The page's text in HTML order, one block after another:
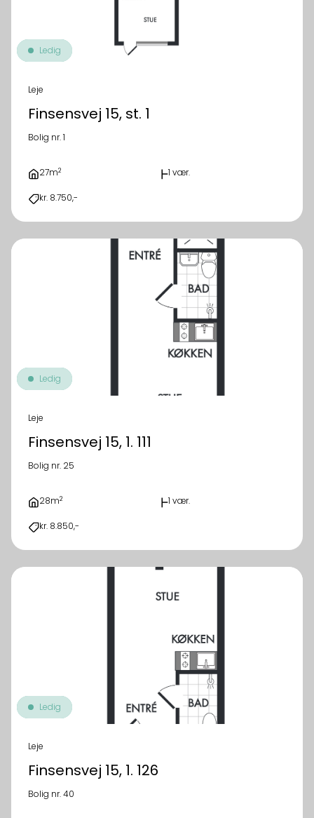
Ledig
Leje
Finsensvej 15, st. 1
Bolig nr. 1
27m2 1 vær.
kr. 8.750,-
Ledig
Leje
Finsensvej 15, 1. 111
Bolig nr. 25
28m2 1 vær.
kr. 8.850,-
Ledig
Leje
Finsensvej 15, 1. 126
Bolig nr. 40